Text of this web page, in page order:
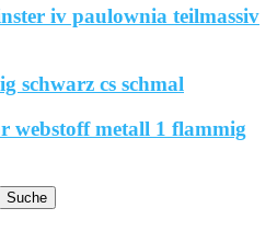
iv paulownia teilmassiv
schwarz cs schmal
webstoff metall 1 flammig